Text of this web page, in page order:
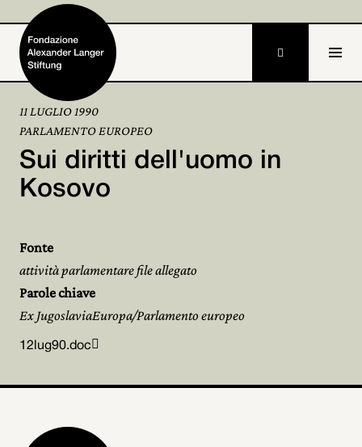
Home
Fondazione
Alexander Langer
Archivio
Partecipa

11 LUGLIO 1990
PARLAMENTO EUROPEO
Sui diritti dell'uomo in
Kosovo
Fonte
attività parlamentare file allegato
Parole chiave
Ex JugoslaviaEuropa/Parlamento europeo
12lug90.doc 